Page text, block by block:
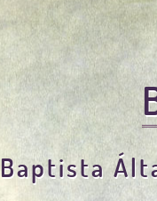
Baptista